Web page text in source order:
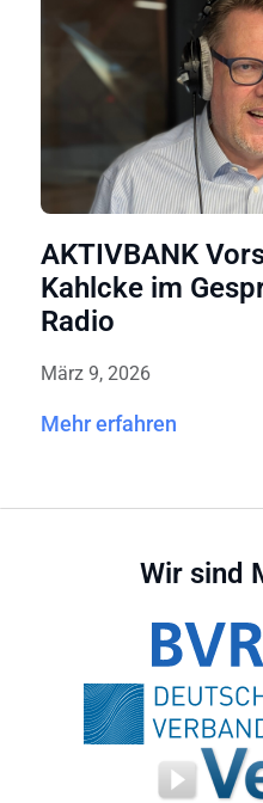
AKTIVBANK
Kahlcke im
Radio
März 9, 2026
Mehr erfahren
Wir sind